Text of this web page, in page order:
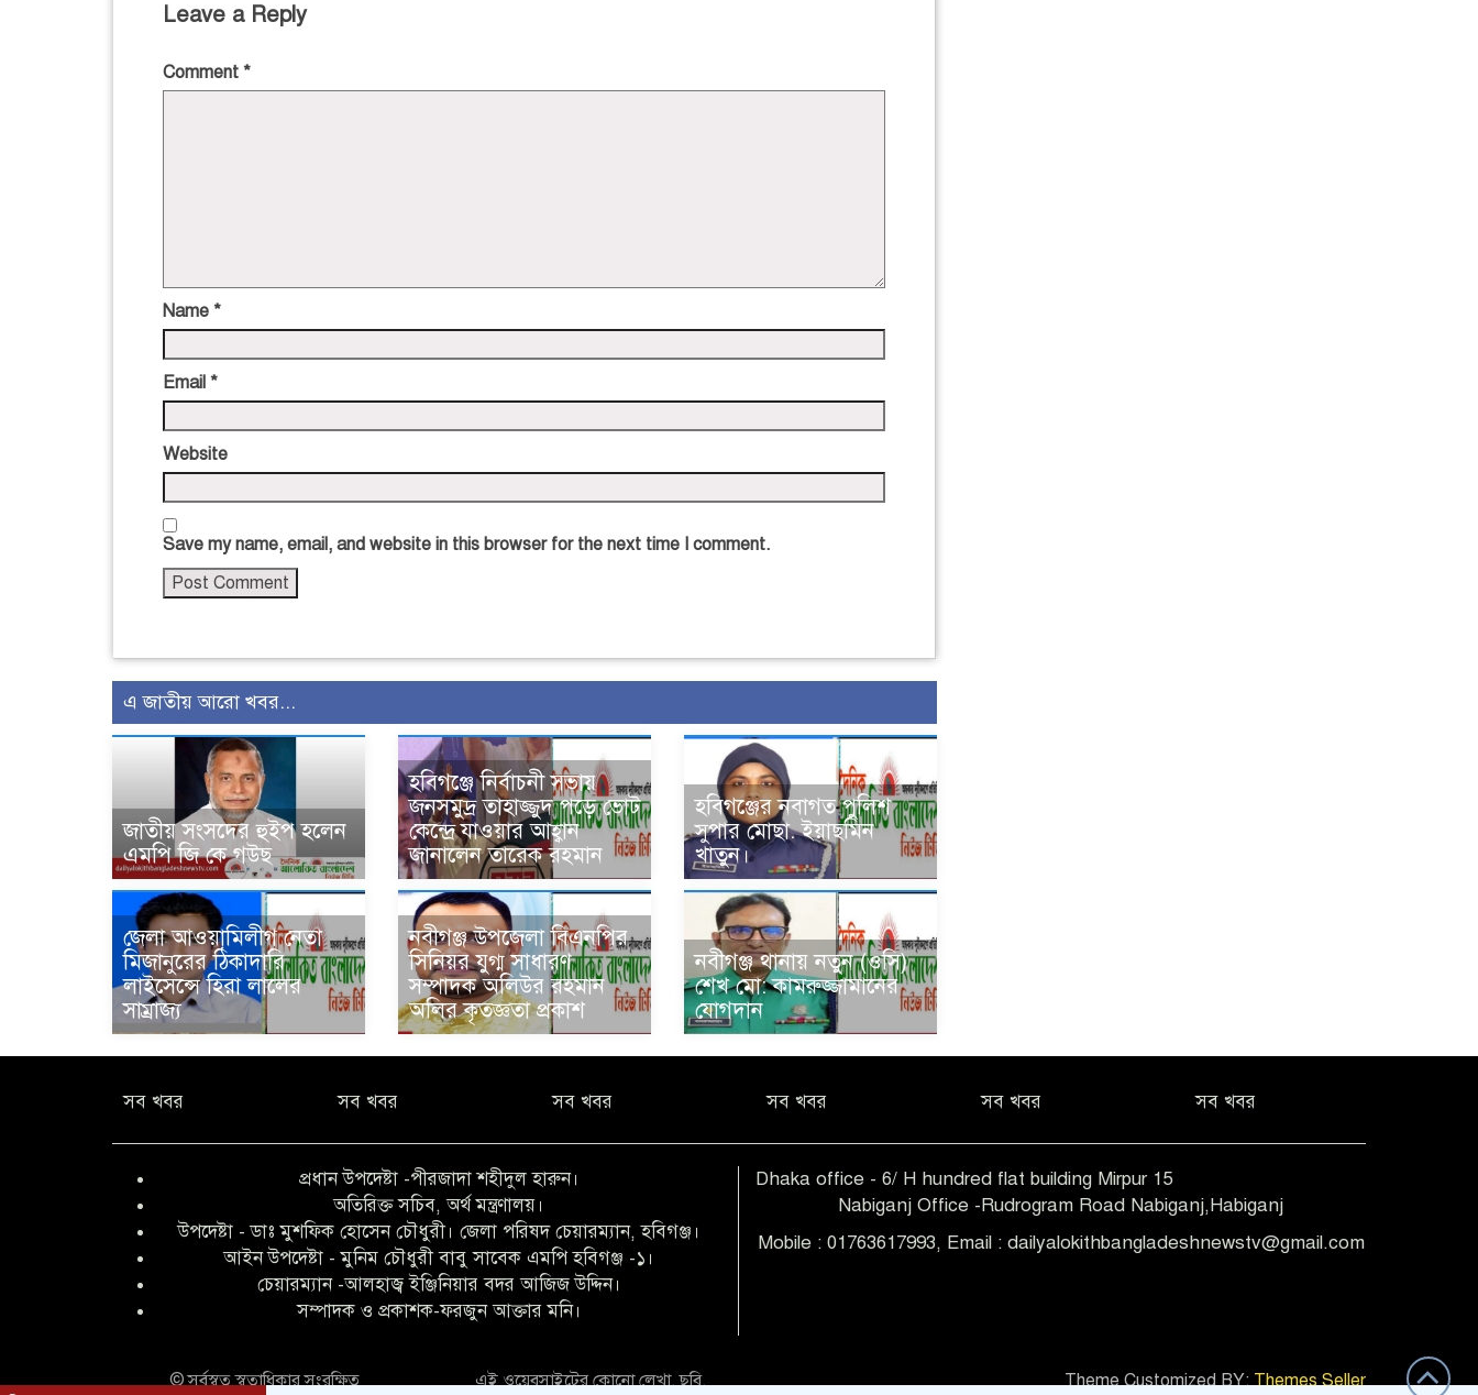
Leave a Reply
Comment *
Name *
Email *
Website
Save my name, email, and website in this browser for the next time I comment.
এ জাতীয় আরো খবর...
জাতীয় সংসদের হুইপ হলেন
এমপি জি কে গউছ
হবিগঞ্জে নির্বাচনী সভায়
জনসমুদ্র তাহাজ্জুদ পড়ে ভোট
কেন্দ্রে যাওয়ার আহ্বান
জানালেন তারেক রহমান
হবিগঞ্জের নবাগত পুলিশ
সুপার মোছা. ইয়াছমিন
খাতুন।
জেলা আওয়ামিলীগ নেতা
মিজানুরের ঠিকাদারি
লাইসেন্সে হিরা লালের
সাম্রাজ্য
নবীগঞ্জ উপজেলা বিএনপির
সিনিয়র যুগ্ম সাধারণ
সম্পাদক অলিউর রহমান
অলির কৃতজ্ঞতা প্রকাশ
নবীগঞ্জ থানায় নতুন (ওসি)
শেখ মো: কামরুজ্জামানের
যোগদান
সব খবর সব খবর সব খবর সব খবর সব খবর সব খবর
প্রধান উপদেষ্টা -পীরজাদা শহীদুল হারুন।
অতিরিক্ত সচিব, অর্থ মন্ত্রণালয়।
উপদেষ্টা - ডাঃ মুশফিক হোসেন চৌধুরী। জেলা পরিষদ চেয়ারম্যান, হবিগঞ্জ।
আইন উপদেষ্টা - মুনিম চৌধুরী বাবু সাবেক এমপি হবিগঞ্জ -১।
চেয়ারম্যান -আলহাজ্ব ইঞ্জিনিয়ার বদর আজিজ উদ্দিন।
সম্পাদক ও প্রকাশক-ফরজুন আক্তার মনি।
Dhaka office - 6/ H hundred flat building Mirpur 15
Nabiganj Office -Rudrogram Road Nabiganj,Habiganj
Mobile : 01763617993, Email : dailyalokithbangladeshnewstv@gmail.com
© সর্বস্বত্ব স্বত্বাধিকার সংরক্ষিত
এই ওয়েবসাইটের কোনো লেখা, ছবি,
Theme Customized BY:Themes Seller